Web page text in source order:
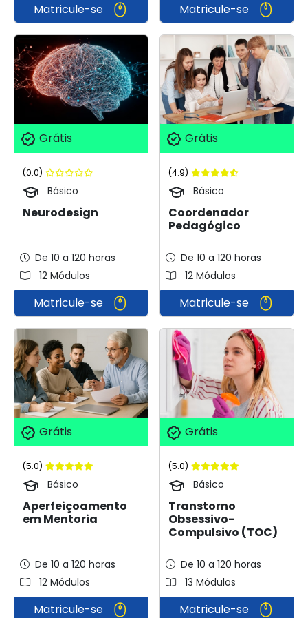
Matricule-se Matricule-se
Grátis
(0.0)
Básico
Neurodesign
De 10 a 120 horas
12 Módulos
Matricule-se
Grátis
(4.9)
Básico
Coordenador
Pedagógico
De 10 a 120 horas
12 Módulos
Matricule-se
Grátis
(5.0)
Básico
Aperfeiçoamento
em Mentoria
De 10 a 120 horas
12 Módulos
Matricule-se
Grátis
(5.0)
Básico
Transtorno
Obsessivo-
Compulsivo (TOC)
De 10 a 120 horas
13 Módulos
Matricule-se